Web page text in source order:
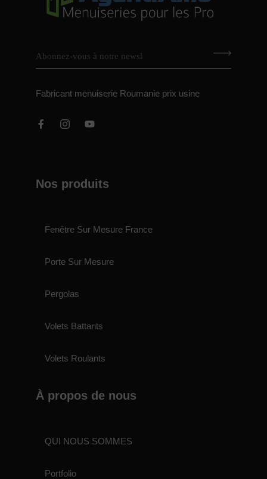
Fabricant menuiserie Roumanie prix usine
Nos produits
Fenêtre Sur Mesure France
Porte Sur Mesure
Pergolas
Volets Battants
Volets Roulants
À propos de nous
QUI NOUS SOMMES
Portfolio